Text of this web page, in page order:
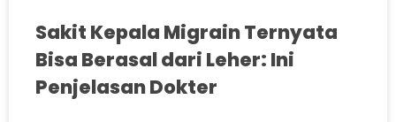
Sakit Kepala Migrain Ternyata
Bisa Berasal dari Leher: Ini
Penjelasan Dokter